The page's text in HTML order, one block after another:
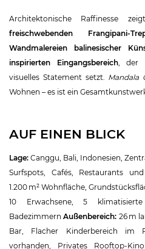
Architektonische Raffinesse
freischwebenden Frangipani-
Wandmalereien balinesischer
inspirierten Eingangsbereich, der
visuelles Statement setzt. Mandala
Wohnen – es ist ein
AUF EINEN BLICK
Lage: Canggu, Bali, Indonesien,
Surfspots, Cafés, Restaurants
1.200 m² Wohnfläche,
10 Erwachsene, 5
BadezimmernAußenbereich: 26 m
Bar, Flacher Kinderbereich im
vorhanden, Privates Rooftop-